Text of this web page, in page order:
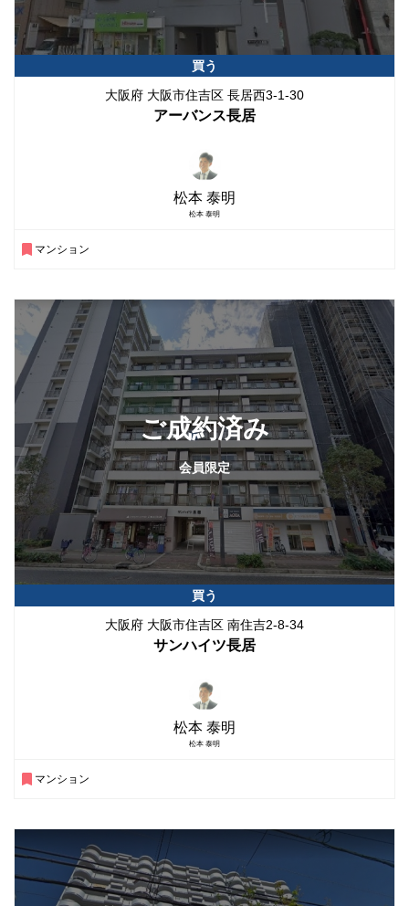
買う
大阪府 大阪市住吉区 長居西3-1-30
アーバンス長居
松本 泰明
松本 泰明
マンション
ご成約済み
会員限定
買う
大阪府 大阪市住吉区 南住吉2-8-34
サンハイツ長居
松本 泰明
松本 泰明
マンション